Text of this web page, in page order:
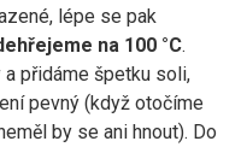
lépe se pak
na 100 °C.
přidáme špetku soli,
pevný (když otočíme
by se ani hnout). Do